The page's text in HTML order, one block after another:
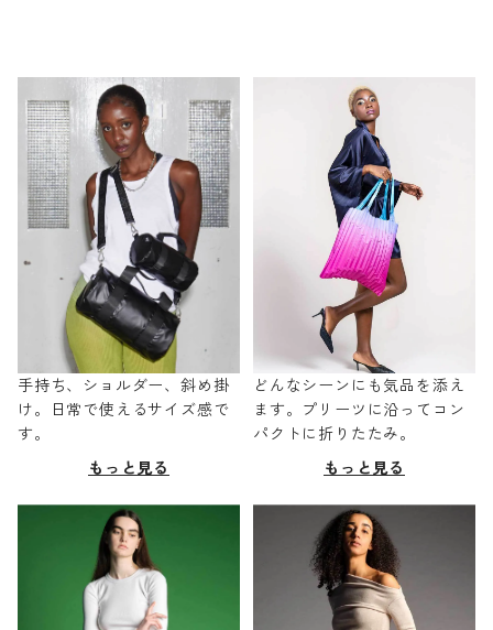
手持ち、ショルダー、斜め掛
け。日常で使えるサイズ感で
す。
もっと見る
どんなシーンにも気品を添え
ます。プリーツに沿ってコン
パクトに折りたたみ。
もっと見る